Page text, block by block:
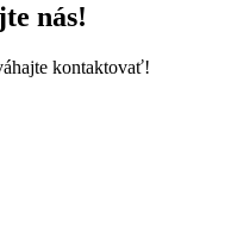
nás!
kontaktovať!